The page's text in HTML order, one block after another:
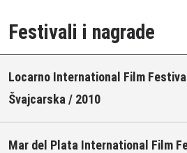
Festivali i nagrade
Locarno International Film
Švajcarska / 2010
Mar del Plata International Film